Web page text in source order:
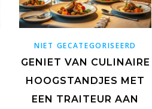
NIET GECATEGORISEERD
GENIET VAN CULINAIRE
HOOGSTANDJES MET
EEN TRAITEUR AAN